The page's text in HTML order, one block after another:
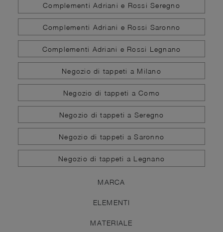
Complementi Adriani e Rossi Seregno
Complementi Adriani e Rossi Saronno
Complementi Adriani e Rossi Legnano
Negozio di tappeti a Milano
Negozio di tappeti a Como
Negozio di tappeti a Seregno
Negozio di tappeti a Saronno
Negozio di tappeti a Legnano
MARCA
ELEMENTI
MATERIALE